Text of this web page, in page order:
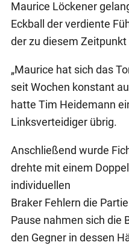
Maurice Löckener
Eckball der verdiente
der zu diesem
„Maurice hat sich das
seit Wochen konstant
hatte Tim Heidemann
Linksverteidiger übrig.
Anschließend wurde
drehte mit einem
individuellen
Braker Fehlern die
Pause nahmen sich die
den Gegner in dessen